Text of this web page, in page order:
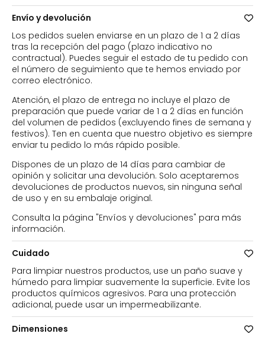
Envío y devolución
Los pedidos suelen enviarse en un plazo de 1 a 2 días
tras la recepción del pago (plazo indicativo no
contractual). Puedes seguir el estado de tu pedido con
el número de seguimiento que te hemos enviado por
correo electrónico.
Atención, el plazo de entrega no incluye el plazo de
preparación que puede variar de 1 a 2 días en función
del volumen de pedidos (excluyendo fines de semana y
festivos). Ten en cuenta que nuestro objetivo es siempre
enviar tu pedido lo más rápido posible.
Dispones de un plazo de 14 días para cambiar de
opinión y solicitar una devolución. Solo aceptaremos
devoluciones de productos nuevos, sin ninguna señal
de uso y en su embalaje original.
Consulta la página "Envíos y devoluciones" para más
información.
Cuidado
Para limpiar nuestros productos, use un paño suave y
húmedo para limpiar suavemente la superficie. Evite los
productos químicos agresivos. Para una protección
adicional, puede usar un impermeabilizante.
Dimensiones